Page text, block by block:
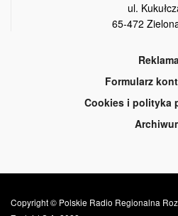
ul.
65-472
Formularz
Cookies i polityka
Copyright © Polskie Radio Regionalna